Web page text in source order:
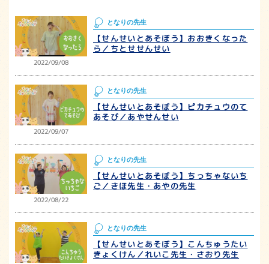
2022/09/08
となりの先生
【せんせいとあそぼう】おおきくなった
ら／ちとせせんせい
2022/09/07
となりの先生
【せんせいとあそぼう】ピカチュウのて
あそび／あやせんせい
2022/08/22
となりの先生
【せんせいとあそぼう】ちっちゃないち
ご／きほ先生・あやの先生
となりの先生
【せんせいとあそぼう】こんちゅうたい
きょくけん／れいこ先生・さおり先生